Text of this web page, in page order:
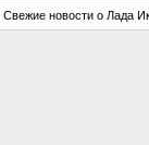
Свежие новости о Лада